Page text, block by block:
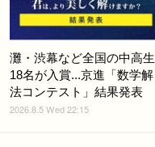
灘・渋幕など全国の中高生
18名が入賞...京進「数学解
法コンテスト」結果発表
2026.8.5 Wed 22:15